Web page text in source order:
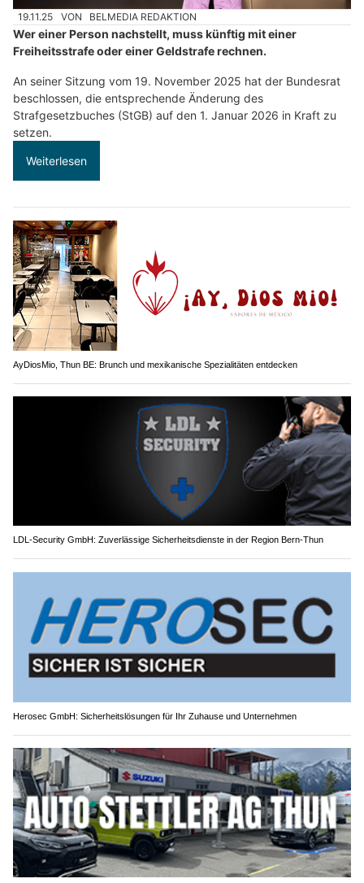
19.11.25 VON BELMEDIA REDAKTION
Wer einer Person nachstellt, muss künftig mit einer
Freiheitsstrafe oder einer Geldstrafe rechnen.
An seiner Sitzung vom 19. November 2025 hat der Bundesrat
beschlossen, die entsprechende Änderung des
Strafgesetzbuches (StGB) auf den 1. Januar 2026 in Kraft zu
setzen.
Weiterlesen
AyDiosMio, Thun BE: Brunch und mexikanische Spezialitäten entdecken
LDL-Security GmbH: Zuverlässige Sicherheitsdienste in der Region Bern-Thun
Herosec GmbH: Sicherheitslösungen für Ihr Zuhause und Unternehmen